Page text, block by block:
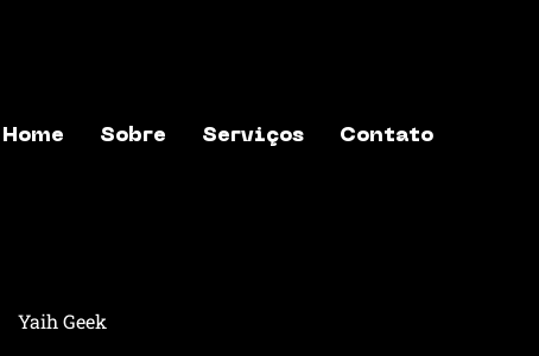
Home Sobre Serviços Contato
Yaih Geek